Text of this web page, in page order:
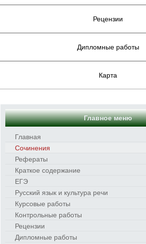
Рецензии
Дипломные работы
Карта
Главное меню
Главная
Сочинения
Рефераты
Краткое содержание
ЕГЭ
Русский язык и культура речи
Курсовые работы
Контрольные работы
Рецензии
Дипломные работы